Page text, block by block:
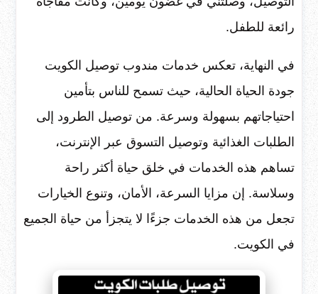
رائعة للطفل.
في النهاية، تعكس خدمات مندوب توصيل الكويت
جودة الحياة الحالية، حيث تسمح للناس بتأمين
احتياجاتهم بسهولة وسرعة. من توصيل الطرود إلى
الطلبات الغذائية وتوصيل التسوق عبر الإنترنت،
تساهم هذه الخدمات في خلق حياة أكثر راحة
وسلاسة. إن مزايا السرعة، الأمان، وتنوع الخيارات
تجعل من هذه الخدمات جزءًا لا يتجزأ من حياة الجميع
في الكويت.